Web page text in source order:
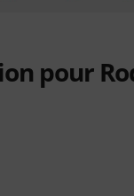
pour